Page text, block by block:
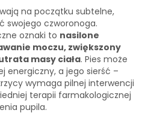
na początku subtelne,
swojego czworonoga.
oznaki to nasilone
moczu, zwiększony
masy ciała. Pies może
energiczny, a jego sierść –
wymaga pilnej interwencji
terapii farmakologicznej
pupila.